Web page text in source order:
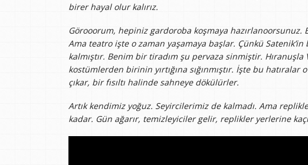
birer hayal olur kalırız.
Görooorum, hepiniz gardoroba koşmaya hazırlanoorsunuz.
Ama teatro işte o zaman yaşamaya başlar. Çünkü Satenik’in
kalmıştır. Benim bir tiradım şu pervaza sinmiştir. Hıranuşla
kostümlerden birinin yırtığına sığınmıştır. İşte bu hatıralar
çıkar, bir fısıltı halinde sahneye dökülürler.
Artık kendimiz yoğuz. Seyircilerimiz de kalmadı. Ama
kadar. Gün ağarır, temizleyiciler gelir, replikler yerlerine